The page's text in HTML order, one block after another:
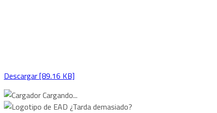
Descargar [89.16 KB]
Cargando...
¿Tarda demasiado?